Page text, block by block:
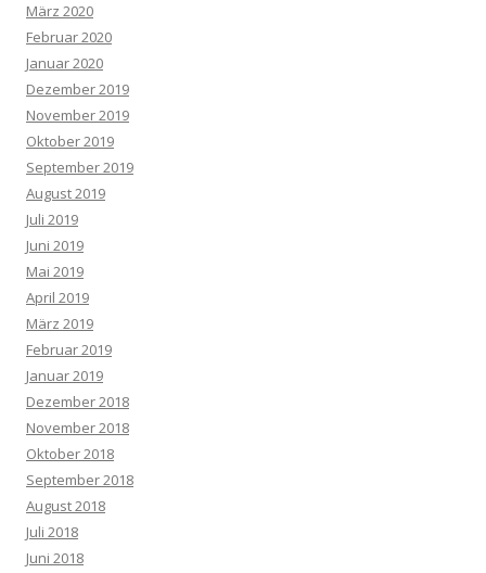
März 2020
Februar 2020
Januar 2020
Dezember 2019
November 2019
Oktober 2019
September 2019
August 2019
Juli 2019
Juni 2019
Mai 2019
April 2019
März 2019
Februar 2019
Januar 2019
Dezember 2018
November 2018
Oktober 2018
September 2018
August 2018
Juli 2018
Juni 2018